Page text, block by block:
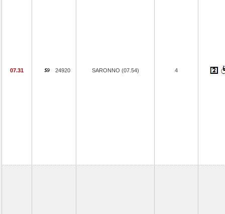
07.31 24920 SARONNO (07.54) 4